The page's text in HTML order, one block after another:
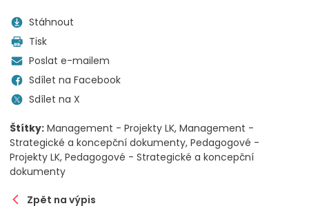
Stáhnout
Tisk
Poslat e-mailem
Sdílet na Facebook
Sdílet na X
Štítky: Management - Projekty LK Management -
Strategické a koncepční dokumenty Pedagogové -
Projekty LK Pedagogové - Strategické a koncepční
dokumenty
Zpět na výpis